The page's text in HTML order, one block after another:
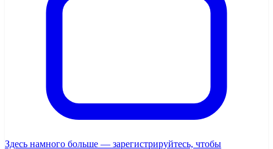
Здесь намного больше — зарегистрируйтесь, чтобы